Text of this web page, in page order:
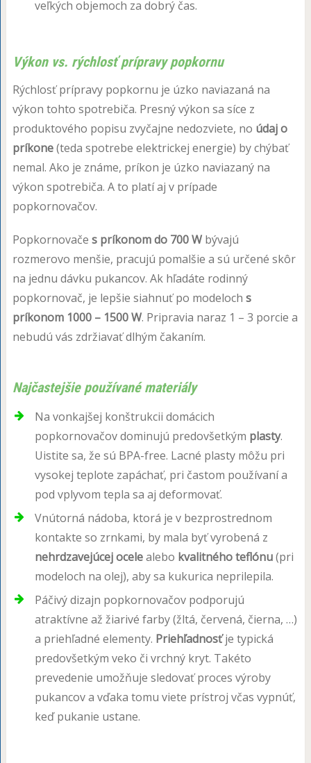
veľkých objemoch za dobrý čas.
Výkon vs. rýchlosť prípravy popkornu
Rýchlosť prípravy popkornu je úzko naviazaná na
výkon tohto spotrebiča. Presný výkon sa síce z
produktového popisu zvyčajne nedozviete, no údaj o
príkone(teda spotrebe elektrickej energie) by chýbať
nemal. Ako je známe, príkon je úzko naviazaný na
výkon spotrebiča. A to platí aj v prípade
popkornovačov.
Popkornovače s príkonom do 700 Wbývajú
rozmerovo menšie, pracujú pomalšie a sú určené skôr
na jednu dávku pukancov. Ak hľadáte rodinný
popkornovač, je lepšie siahnuť po modeloch s
príkonom 1000 – 1500 W. Pripravia naraz 1 – 3 porcie a
nebudú vás zdržiavať dlhým čakaním.
Najčastejšie používané materiály
Na vonkajšej konštrukcii domácich
popkornovačov dominujú predovšetkým plasty.
Uistite sa, že sú BPA-free. Lacné plasty môžu pri
vysokej teplote zapáchať, pri častom používaní a
pod vplyvom tepla sa aj deformovať.
Vnútorná nádoba, ktorá je v bezprostrednom
kontakte so zrnkami, by mala byť vyrobená z
nehrdzavejúcej ocelealebo kvalitného teflónu(pri
modeloch na olej), aby sa kukurica neprilepila.
Páčivý dizajn popkornovačov podporujú
atraktívne až žiarivé farby (žltá, červená, čierna, …)
a priehľadné elementy. Priehľadnosťje typická
predovšetkým veko či vrchný kryt. Takéto
prevedenie umožňuje sledovať proces výroby
pukancov a vďaka tomu viete prístroj včas vypnúť,
keď pukanie ustane.